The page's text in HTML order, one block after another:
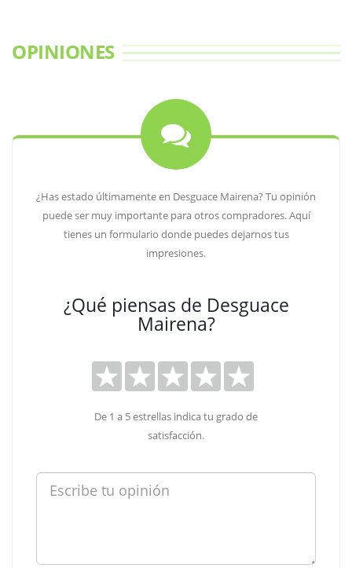
OPINIONES
¿Has estado últimamente en Desguace Mairena? Tu opinión
puede ser muy importante para otros compradores. Aquí
tienes un formulario donde puedes dejarnos tus
impresiones.
¿Qué piensas de Desguace
Mairena?
De 1 a 5 estrellas indica tu grado de
satisfacción.